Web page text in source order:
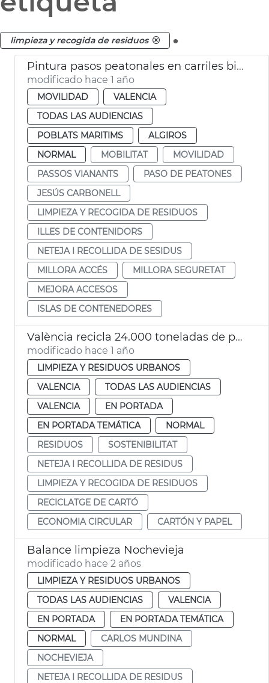
limpieza y recogida de residuos .
Pintura pasos peatonales en carriles bici acceso contenedores
modificado hace 1 año
MOVILIDAD
VALENCIA
TODAS LAS AUDIENCIAS
POBLATS MARITIMS
ALGIROS
NORMAL
MOBILITAT
MOVILIDAD
PASSOS VIANANTS
PASO DE PEATONES
JESÚS CARBONELL
LIMPIEZA Y RECOGIDA DE RESIDUOS
ILLES DE CONTENIDORS
NETEJA I RECOLLIDA DE SESIDUS
MILLORA ACCÉS
MILLORA SEGURETAT
MEJORA ACCESOS
ISLAS DE CONTENEDORES
València recicla 24.000 toneladas de papel y cartón al año
modificado hace 1 año
LIMPIEZA Y RESIDUOS URBANOS
VALENCIA
TODAS LAS AUDIENCIAS
VALENCIA
EN PORTADA
EN PORTADA TEMÁTICA
NORMAL
RESIDUOS
SOSTENIBILITAT
NETEJA I RECOLLIDA DE RESIDUS
LIMPIEZA Y RECOGIDA DE RESIDUOS
RECICLATGE DE CARTÓ
ECONOMIA CIRCULAR
CARTÓN Y PAPEL
Balance limpieza Nochevieja
modificado hace 2 años
LIMPIEZA Y RESIDUOS URBANOS
TODAS LAS AUDIENCIAS
VALENCIA
EN PORTADA
EN PORTADA TEMÁTICA
NORMAL
CARLOS MUNDINA
NOCHEVIEJA
NETEJA I RECOLLIDA DE RESIDUS